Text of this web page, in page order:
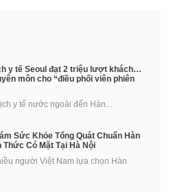
y tế Seoul đạt 2 triệu lượt khách…
môn cho “điều phối viên phiên
y tế nước ngoài đến Hàn...
Sức Khỏe Tổng Quát Chuẩn Hàn
Thức Có Mặt Tại Hà Nội
người Việt Nam lựa chọn Hàn